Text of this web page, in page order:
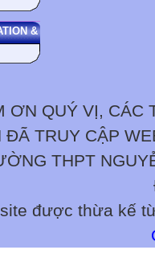
&
ƠN QUÝ VỊ, CÁC
ĐÃ TRUY CẬP
THPT
được thừa kế